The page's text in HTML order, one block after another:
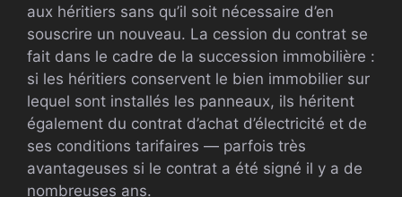
aux héritiers sans qu’il soit nécessaire d’en
souscrire un nouveau. La cession du contrat se
fait dans le cadre de la succession immobilière :
si les héritiers conservent le bien immobilier sur
lequel sont installés les panneaux, ils héritent
également du contrat d’achat d’électricité et de
ses conditions tarifaires — parfois très
avantageuses si le contrat a été signé il y a de
nombreuses ans.